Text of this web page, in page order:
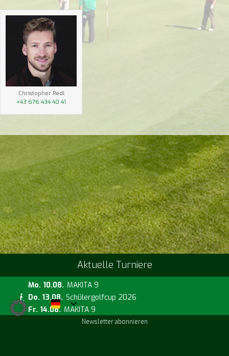
Christopher Redl
+43 676 434 40 41
Aktuelle Turniere
Mo. 10.08. MAKITA 9
Do. 13.08. Schülergolfcup 2026
Fr. 14.08. MAKITA 9
Newsletter abonnieren